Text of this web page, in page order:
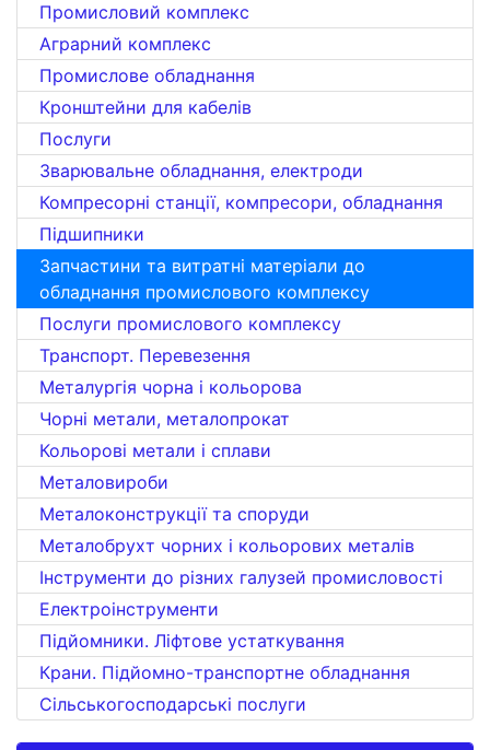
Промисловий комплекс
Аграрний комплекс
Промислове обладнання
Кронштейни для кабелів
Послуги
Зварювальне обладнання, електроди
Компресорні станції, компресори, обладнання
Підшипники
Запчастини та витратні матеріали до
обладнання промислового комплексу
Послуги промислового комплексу
Транспорт. Перевезення
Металургія чорна і кольорова
Чорні метали, металопрокат
Кольорові метали і сплави
Металовироби
Металоконструкції та споруди
Металобрухт чорних і кольорових металів
Інструменти до різних галузей промисловості
Електроінструменти
Підйомники. Ліфтове устаткування
Крани. Підйомно-транспортне обладнання
Сільськогосподарські послуги